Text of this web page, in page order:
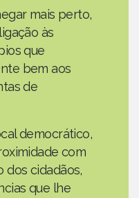
mais perto,
às
que
bem aos
de
democrático,
com
dos cidadãos,
que lhe